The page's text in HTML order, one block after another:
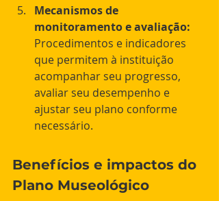
Mecanismos de
monitoramento e avaliação:
Procedimentos e indicadores
que permitem à instituição
acompanhar seu progresso,
avaliar seu desempenho e
ajustar seu plano conforme
necessário.
Benefícios e impactos do
Plano Museológico